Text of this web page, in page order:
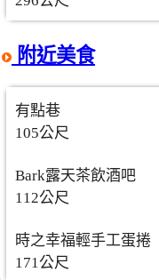
附近美食
有點巷
105公尺
Bark露天茶飲酒吧
112公尺
時之幸福輕手工蛋捲
171公尺